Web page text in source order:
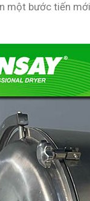
một bước tiến mới